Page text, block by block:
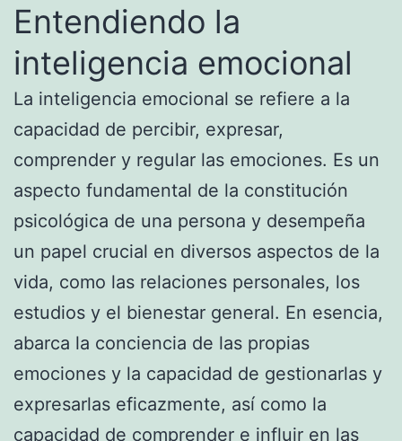
Entendiendo la
inteligencia emocional
La inteligencia emocional se refiere a la
capacidad de percibir, expresar,
comprender y regular las emociones. Es un
aspecto fundamental de la constitución
psicológica de una persona y desempeña
un papel crucial en diversos aspectos de la
vida, como las relaciones personales, los
estudios y el bienestar general. En esencia,
abarca la conciencia de las propias
emociones y la capacidad de gestionarlas y
expresarlas eficazmente, así como la
capacidad de comprender e influir en las